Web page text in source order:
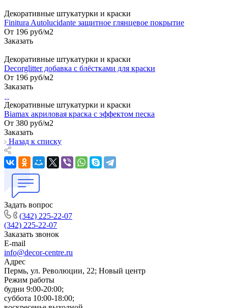
Декоративные штукатурки и краски
Finitura Autolucidante защитное глянцевое покрытие
От 196 руб/м2
Заказать
Декоративные штукатурки и краски
Decorglitter добавка с блёстками для краски
От 196 руб/м2
Заказать
Декоративные штукатурки и краски
Biamax акриловая краска с эффектом песка
От 380 руб/м2
Заказать
Назад к списку
Задать вопрос
(342) 225-22-07
(342) 225-22-07
Заказать звонок
E-mail
info@decor-centre.ru
Адрес
Пермь, ул. Революции, 22; Новый центр
Режим работы
будни 9:00-20:00;
суббота 10:00-18:00;